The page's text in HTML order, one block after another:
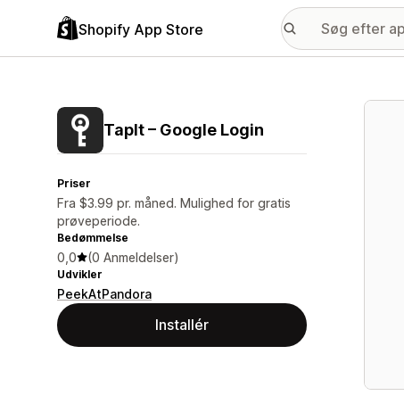
Shopify App Store
TapIt – Google Login
Priser
Fra $3.99 pr. måned. Mulighed for gratis
prøveperiode.
Bedømmelse
0,0 (0 Anmeldelser)
Udvikler
PeekAtPandora
Installér